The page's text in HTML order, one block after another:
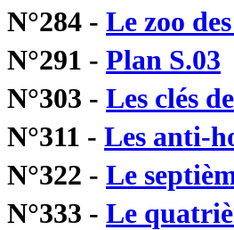
N°284 - Le zoo
N°291 - Plan S.03
N°303 - Les clés
N°311 - Les anti-
N°322 - Le
N°333 - Le